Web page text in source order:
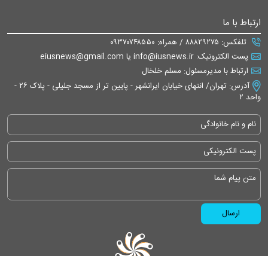
ارتباط با ما
تلفکس: ۸۸۸۲۹۲۷۵ / همراه: ۰۹۳۷۰۷۴۸۵۵۰
پست الکترونیک: info@iusnews.ir یا eiusnews@gmail.com
ارتباط با مدیرمسئول: مسلم خلخال
آدرس: تهران/ انتهای خیابان ایرانشهر - پایین تر از مسجد جلیلی - پلاک ۲۶ -
واحد ۲